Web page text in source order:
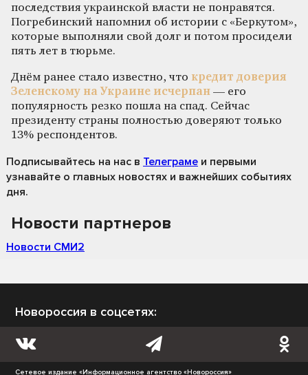
последствия украинской власти не понравятся.
Погребинский напомнил об истории с «Беркутом»,
которые выполняли свой долг и потом просидели
пять лет в тюрьме.
Днём ранее стало известно, что кредит доверия
Зеленскому на Украине исчерпан — его
популярность резко пошла на спад. Сейчас
президенту страны полностью доверяют только
13% респондентов.
Подписывайтесь на нас в Телеграме и первыми
узнавайте о главных новостях и важнейших событиях
дня.
Новости партнеров
Новости СМИ2
Новороссия в соцсетях:
Сетевое издание «Информационное агентство «Новороссия»